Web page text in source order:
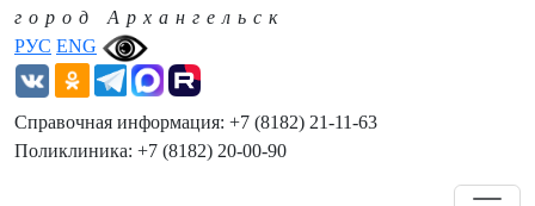
РУС ENG
город Архангельск
Справочная информация: +7 (8182) 21-11-63
Поликлиника: +7 (8182) 20-00-90